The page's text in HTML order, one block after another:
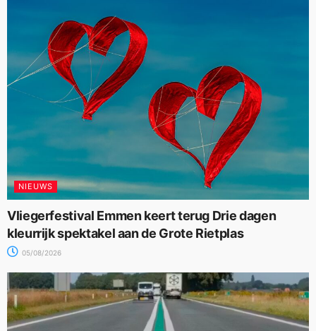
NIEUWS
Vliegerfestival Emmen keert terug Drie dagen
kleurrijk spektakel aan de Grote Rietplas
05/08/2026